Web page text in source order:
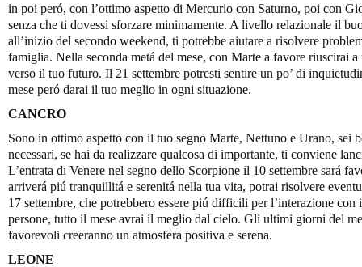
in poi peró, con l’ottimo aspetto di Mercurio con Saturno, poi con
senza che ti dovessi sforzare minimamente. A livello relazionale il
all’inizio del secondo weekend, ti potrebbe aiutare a risolvere
famiglia. Nella seconda metá del mese, con Marte a favore riuscirai
verso il tuo futuro. Il 21 settembre potresti sentire un po’ di
mese peró darai il tuo meglio in ogni situazione.
CANCRO
Sono in ottimo aspetto con il tuo segno Marte, Nettuno e Urano, sei
necessari, se hai da realizzare qualcosa di importante, ti conviene
L’entrata di Venere nel segno dello Scorpione il 10 settembre sará
arriverá piú tranquillitá e serenitá nella tua vita, potrai risolvere
17 settembre, che potrebbero essere piú difficili per l’interazione con
persone, tutto il mese avrai il meglio dal cielo. Gli ultimi giorni del
favorevoli creeranno un atmosfera positiva e serena.
LEONE